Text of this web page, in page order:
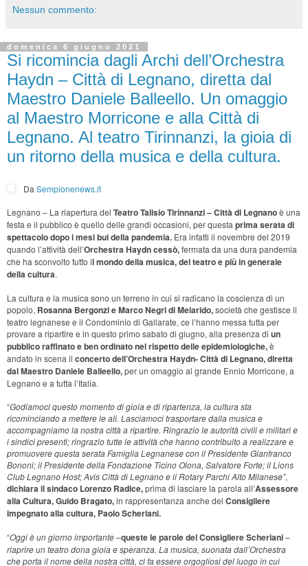
Nessun commento:
domenica 6 giugno 2021
Si ricomincia dagli Archi dell’Orchestra
Haydn – Città di Legnano, diretta dal
Maestro Daniele Balleello. Un omaggio
al Maestro Morricone e alla Città di
Legnano. Al teatro Tirinnanzi, la gioia di
un ritorno della musica e della cultura.
Da Sempionenews.it
Legnano – La riapertura del Teatro Talisio Tirinnanzi – Città di Legnanoè una
festa e il pubblico è quello delle grandi occasioni, per questa prima serata di
spettacolo dopo i mesi bui della pandemia. Era infatti il novembre del 2019
quando l’attività dell’Orchestra Haydn cessò,fermata da una dura pandemia
che ha sconvolto tutto il mondo della musica, del teatro e più in generale
della cultura.
La cultura e la musica sono un terreno in cui si radicano la coscienza di un
popolo, Rosanna Bergonzi e Marco Negri di Melarido,società che gestisce il
teatro legnanese e il Condominio di Gallarate, ce l’hanno messa tutta per
provare a ripartire e in questo primo sabato di giugno, alla presenza di un
pubblico raffinato e ben ordinato nel rispetto delle epidemiologiche,è
andato in scena il concerto dell’Orchestra Haydn- Città di Legnano, diretta
dal Maestro Daniele Balleello,per un omaggio al grande Ennio Morricone, a
Legnano e a tutta l’Italia.
“Godiamoci questo momento di gioia e di ripartenza, la cultura sta
ricominciando a mettere le ali. Lasciamoci trasportare dalla musica e
accompagniamo la nostra città a ripartire. Ringrazio le autorità civili e militari e
i sindici presenti; ringrazio tutte le attività che hanno contribuito a realizzare e
promuovere questa serata Famiglia Legnanese con il Presidente Gianfranco
Bononi; il Presidente della Fondazione Ticino Olona, Salvatore Forte; il Lions
Club Legnano Host; Avis Città di Legnano e il Rotary Parchi Alto Milanese”,
dichiara il sindaco Lorenzo Radice,prima di lasciare la parola all’Assessore
alla Cultura, Guido Bragato,in rappresentanza anche del Consigliere
impegnato alla cultura, Paolo Scheriani.
“Oggi è un giorno importante–queste le parole del Consigliere Scheriani–
riaprire un teatro dona gioia e speranza. La musica, suonata dall’Orchestra
che porta il nome della nostra città, ci fa essere orgogliosi del luogo in cui